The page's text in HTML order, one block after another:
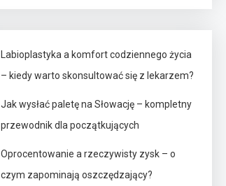
Labioplastyka a komfort codziennego życia
– kiedy warto skonsultować się z lekarzem?
Jak wysłać paletę na Słowację – kompletny
przewodnik dla początkujących
Oprocentowanie a rzeczywisty zysk – o
czym zapominają oszczędzający?